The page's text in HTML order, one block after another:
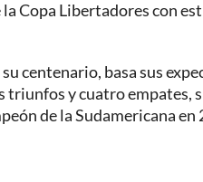
Copa Libertadores con
centenario, basa sus
triunfos y cuatro
de la Sudamericana en